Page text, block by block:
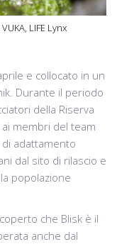
LIFE Lynx
e collocato in un
Durante il periodo
della Riserva
membri del team
di adattamento
dal sito di rilascio e
popolazione
che Blisk è il
anche dal